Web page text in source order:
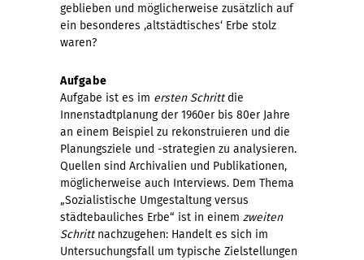
geblieben und möglicherweise zusätzlich auf
ein besonderes ‚altstädtisches‘ Erbe stolz
waren?
Aufgabe
Aufgabe ist es im ersten Schrittdie
Innenstadtplanung der 1960er bis 80er Jahre
an einem Beispiel zu rekonstruieren und die
Planungsziele und -strategien zu analysieren.
Quellen sind Archivalien und Publikationen,
möglicherweise auch Interviews. Dem Thema
„Sozialistische Umgestaltung versus
städtebauliches Erbe“ ist in einem zweiten
Schrittnachzugehen: Handelt es sich im
Untersuchungsfall um typische Zielstellungen